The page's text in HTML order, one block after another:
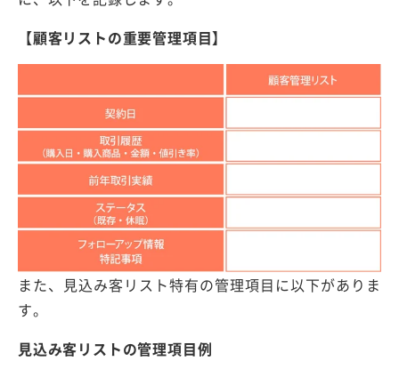
【顧客リストの重要管理項目】
また、見込み客リスト特有の管理項目に以下がありま
す。
見込み客リストの管理項目例